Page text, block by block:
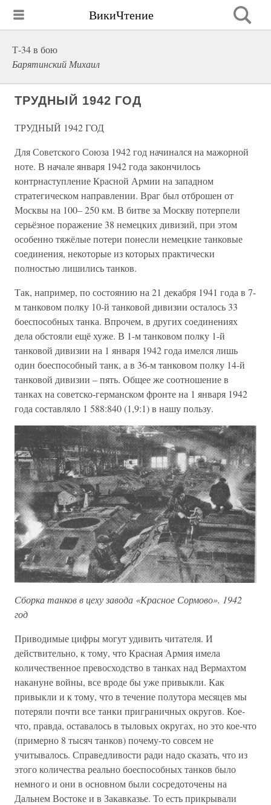
ВикиЧтение
Т-34 в бою
Барятинский Михаил
ТРУДНЫЙ 1942 ГОД
ТРУДНЫЙ 1942 ГОД
Для Советского Союза 1942 год начинался на мажорной
ноте. В начале января 1942 года закончилось
контрнаступление Красной Армии на западном
стратегическом направлении. Враг был отброшен от
Москвы на 100– 250 км. В битве за Москву потерпели
серьёзное поражение 38 немецких дивизий, при этом
особенно тяжёлые потери понесли немецкие танковые
соединения, некоторые из которых практически
полностью лишились танков.
Так, например, по состоянию на 21 декабря 1941 года в 7-
м танковом полку 10-й танковой дивизии осталось 33
боеспособных танка. Впрочем, в других соединениях
дела обстояли ещё хуже. В 1-м танковом полку 1-й
танковой дивизии на 1 января 1942 года имелся лишь
один боеспособный танк, а в 36-м танковом полку 14-й
танковой дивизии – пять. Общее же соотношение в
танках на советско-германском фронте на 1 января 1942
года составляло 1 588:840 (1,9:1) в нашу пользу.
Сборка танков в цеху завода «Красное Сормово». 1942
год
Приводимые цифры могут удивить читателя. И
действительно, к тому, что Красная Армия имела
количественное превосходство в танках над Вермахтом
накануне войны, все вроде бы уже привыкли. Как
привыкли и к тому, что в течение полутора месяцев мы
потеряли почти все танки приграничных округов. Кое-
что, правда, оставалось в тыловых округах, но это кое-что
(примерно 8 тысяч танков) почему-то совсем не
учитывалось. Справедливости ради надо сказать, что из
этого количества реально боеспособных танков было
немного и они в основном были сосредоточены на
Дальнем Востоке и в Закавказье. То есть прикрывали